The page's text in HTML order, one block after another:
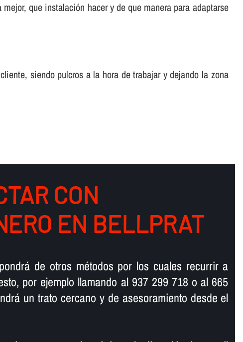
que instalación hacer y de que manera para adaptarse
siendo pulcros a la hora de trabajar y dejando la zona
CON
EN BELLPRAT
de otros métodos por los cuales recurrir a
por ejemplo llamando al 937 299 718 o al 665
un trato cercano y de asesoramiento desde el